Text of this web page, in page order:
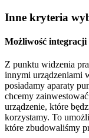
Inne kryteria
Możliwość integracji
Z punktu widzenia
innymi urządzeniami
posiadamy aparaty
chcemy
urządzenie, które
korzystamy. To
które zbudowaliśmy